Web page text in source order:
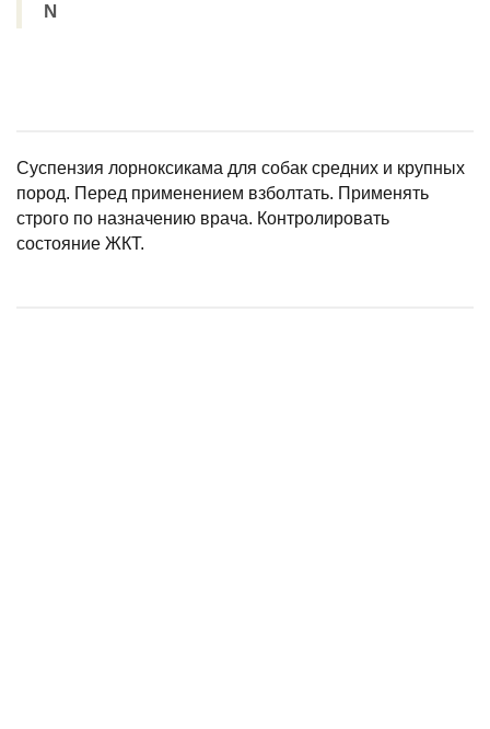
N
Суспензия лорноксикама для собак средних и крупных
пород. Перед применением взболтать. Применять
строго по назначению врача. Контролировать
состояние ЖКТ.